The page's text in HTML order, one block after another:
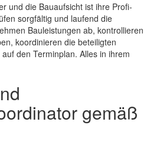
und die Bauaufsicht ist ihre Profi-
sorgfältig und laufend die
Bauleistungen ab, kontrollieren
koordinieren die beteiligten
den Terminplan. Alles in ihrem
gemäß